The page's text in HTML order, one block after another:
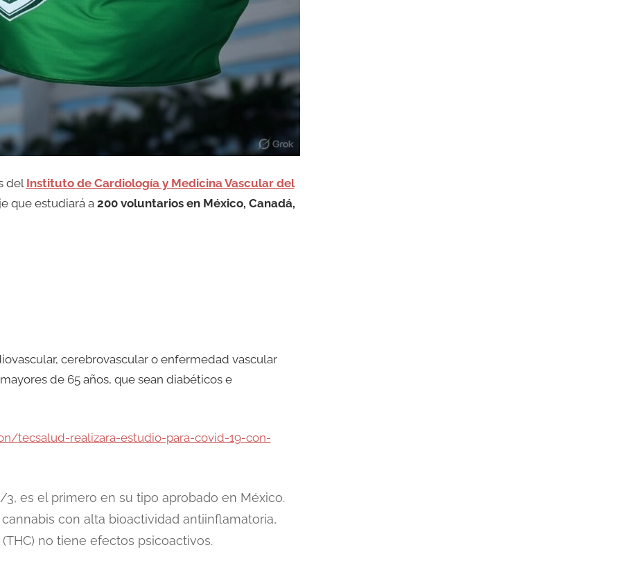
del Instituto de Cardiología y Medicina Vascular del
que estudiará a200 voluntarios en México, Canadá,
cerebrovascular o enfermedad vascular
de 65 años, que sean diabéticos e
tecsalud-realizara-estudio-para-covid-19-con-
es el primero en su tipo aprobado en México.
con alta bioactividad antiinflamatoria,
no tiene efectos psicoactivos.